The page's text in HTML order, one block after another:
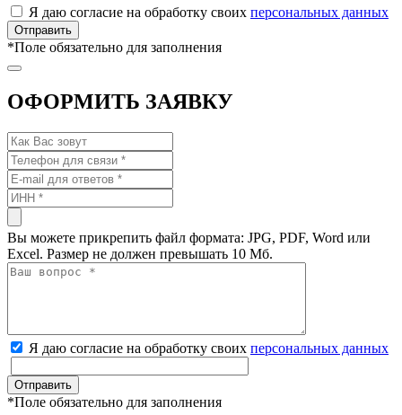
Я даю согласие на обработку своих персональных данных
*Поле обязательно для заполнения
ОФОРМИТЬ ЗАЯВКУ
Вы можете прикрепить файл формата: JPG, PDF, Word или
Excel. Размер не должен превышать 10 Мб.
Я даю согласие на обработку своих персональных данных
*Поле обязательно для заполнения